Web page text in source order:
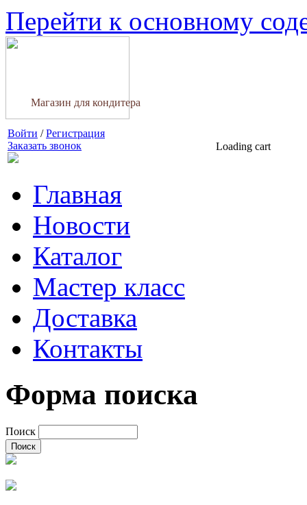
Перейти к основному
Магазин для кондитера
Войти /Регистрация
Заказать звонок
Loading cart
Главная
Новости
Каталог
Мастер класс
Доставка
Контакты
Форма поиска
Поиск